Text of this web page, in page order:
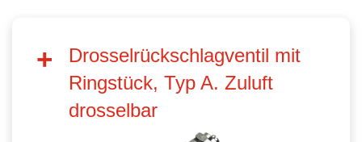
Drosselrückschlagventil mit
Ringstück, Typ A. Zuluft
drosselbar